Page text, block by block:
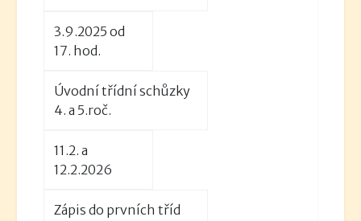
3.9.2025 od
17. hod.
Úvodní třídní schůzky
4. a 5.roč.
11.2. a
12.2.2026
Zápis do prvních tříd